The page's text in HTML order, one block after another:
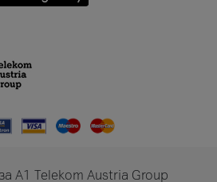
A1 Telekom Austria Group